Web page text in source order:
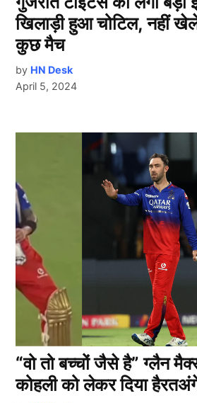
खिलाड़ी हुआ चोटिल, नहीं
कुछ मैच
by HN Desk
April 5, 2024
“वो तो बच्चों जैसे है” ग्लैन
कोहली को लेकर दिया